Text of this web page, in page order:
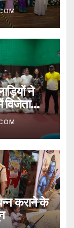
ने
विजेता
कराने के